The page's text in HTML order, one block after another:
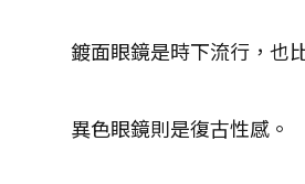
鍍面眼鏡是時下流行，也
異色眼鏡則是復古性感。